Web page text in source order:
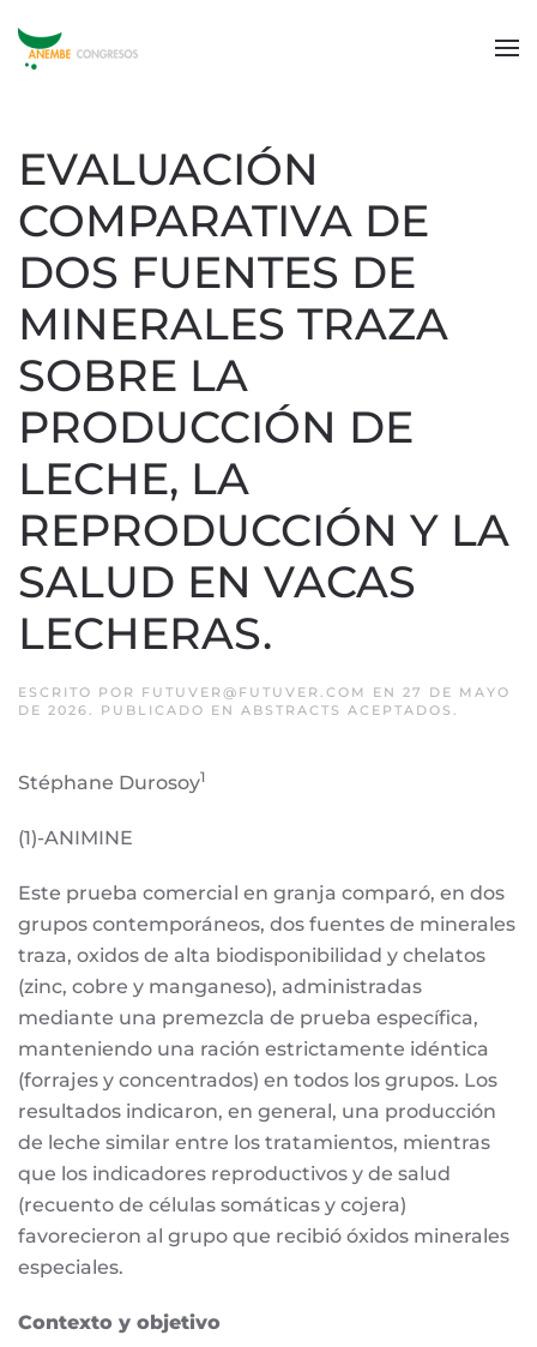
EVALUACIÓN
COMPARATIVA DE
DOS FUENTES DE
MINERALES TRAZA
SOBRE LA
PRODUCCIÓN DE
LECHE, LA
REPRODUCCIÓN Y LA
SALUD EN VACAS
LECHERAS.
ESCRITO POR FUTUVER@FUTUVER.COM EN 27 DE MAYO
DE 2026. PUBLICADO EN ABSTRACTS ACEPTADOS .
Stéphane Durosoy1
(1)-ANIMINE
Este prueba comercial en granja comparó, en dos
grupos contemporáneos, dos fuentes de minerales
traza, oxidos de alta biodisponibilidad y chelatos
(zinc, cobre y manganeso), administradas
mediante una premezcla de prueba específica,
manteniendo una ración estrictamente idéntica
(forrajes y concentrados) en todos los grupos. Los
resultados indicaron, en general, una producción
de leche similar entre los tratamientos, mientras
que los indicadores reproductivos y de salud
(recuento de células somáticas y cojera)
favorecieron al grupo que recibió óxidos minerales
especiales.
Contexto y objetivo